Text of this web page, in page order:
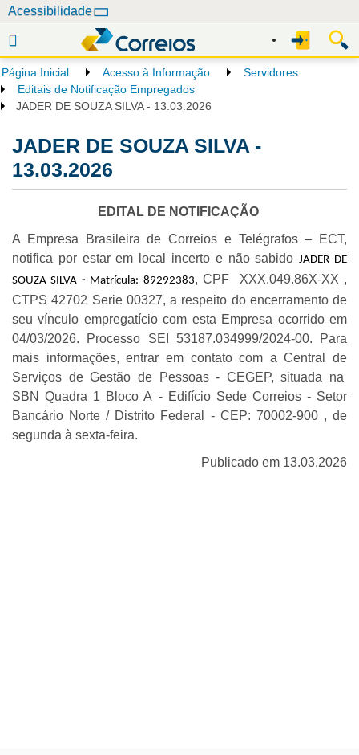
e
g
a
Acessibilidade
Página Inicial Acesso à Informação
Servidores
Editais de Notificação Empregados
JADER DE SOUZA SILVA - 13.03.2026
JADER DE SOUZA SILVA -
13.03.2026
EDITAL DE NOTIFICAÇÃO
A Empresa Brasileira de Correios e Telégrafos – ECT,
notifica por estar em local incerto e não sabido JADER DE
SOUZA SILVA -Matrícula: 89292383, CPF XXX.049.86X-XX ,
CTPS 42702 Serie 00327, a respeito do encerramento de
seu vínculo empregatício com esta Empresa ocorrido em
04/03/2026. Processo SEI 53187.034999/2024-00. Para
mais informações, entrar em contato com a Central de
Serviços de Gestão de Pessoas - CEGEP, situada na
SBN Quadra 1 Bloco A - Edifício Sede Correios - Setor
Bancário Norte / Distrito Federal - CEP: 70002-900 , de
segunda à sexta-feira.
Publicado em 13.03.2026